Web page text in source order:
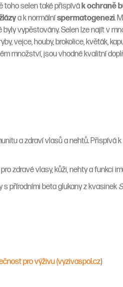
toho selen také přispívák ochraně
a k normálníspermatogenezi.
vypěstovány. Selen lze najít v
vejce, houby, brokolice, květák,
množství, jsou vhodné kvalitní
a zdraví vlasů a nehtů. Přispívá
zdravé vlasy, kůži, nehty a funkci
s přírodními beta glukany z kvasinek
pro výživu (vyzivaspol.cz)